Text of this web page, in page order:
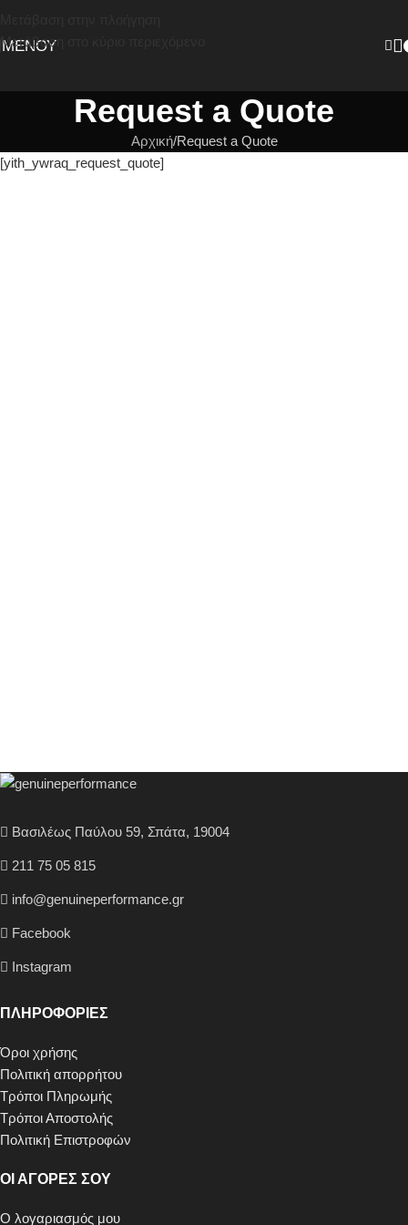
Μετάβαση στο κύριο περιεχόμενο
ΜΕΝΟΎ
Request a Quote
Αρχική Request a Quote
[yith_ywraq_request_quote]
Βασιλέως Παύλου 59, Σπάτα, 19004
211 75 05 815
info@genuineperformance.gr
Facebook
Instagram
ΠΛΗΡΟΦΟΡΙΕΣ
Όροι χρήσης
Πολιτική απορρήτου
Τρόποι Πληρωμής
Τρόποι Αποστολής
Πολιτική Επιστροφών
ΟΙ ΑΓΟΡΕΣ ΣΟΥ
Ο λογαριασμός μου